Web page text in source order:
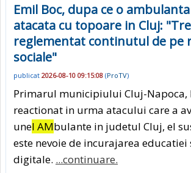
Emil Boc, dupa ce o
atacata cu topoare in Cluj:
reglementat continutul de pe
sociale"
publicat 2026-08-10 09:15:08 (ProTV)
Primarul municipiului Cluj-Napoca,
reactionat in urma atacului care a
uneI AMbulante in judetul Cluj, el
este nevoie de incurajarea educatiei
digitale. ...continuare.